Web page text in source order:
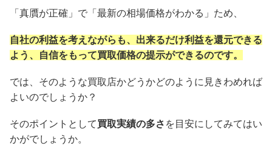
「真贋が正確」で「最新の相場価格がわかる」ため、
自社の利益を考えながらも、出来るだけ利益を還元できる
よう、自信をもって買取価格の提示ができるのです。
では、そのような買取店かどうかどのように見きわめれば
よいのでしょうか？
そのポイントとして買取実績の多さ を目安にしてみてはい
かがでしょうか。